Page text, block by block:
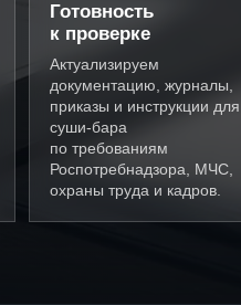
Готовность
к проверке
Актуализируем
документацию, журналы,
приказы и инструкции для
суши-бара
по требованиям
Роспотребнадзора, МЧС,
охраны труда и кадров.